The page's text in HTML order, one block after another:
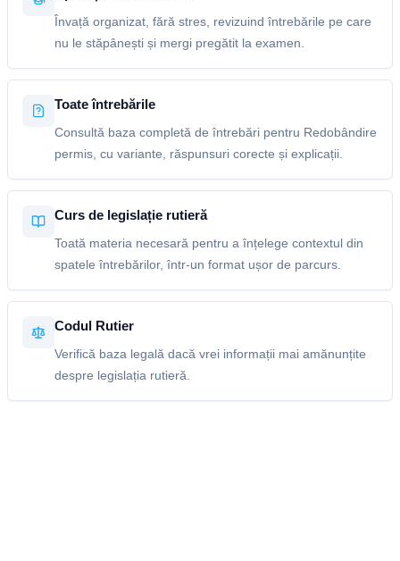
Învață organizat, fără stres, revizuind întrebările pe care
nu le stăpânești și mergi pregătit la examen.
Toate întrebările
Consultă baza completă de întrebări pentru Redobândire
permis, cu variante, răspunsuri corecte și explicații.
Curs de legislație rutieră
Toată materia necesară pentru a înțelege contextul din
spatele întrebărilor, într-un format ușor de parcurs.
Codul Rutier
Verifică baza legală dacă vrei informații mai amănunțite
despre legislația rutieră.